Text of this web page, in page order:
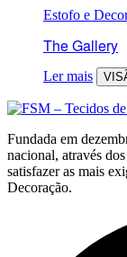
Estofo e
The Gallery
Ler mais
Fundada em
nacional, através
satisfazer as mais
Decoração.